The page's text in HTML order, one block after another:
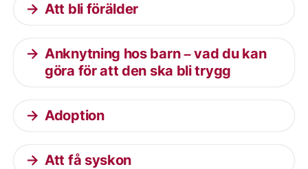
Att bli förälder
Anknytning hos barn – vad du kan
göra för att den ska bli trygg
Adoption
Att få syskon